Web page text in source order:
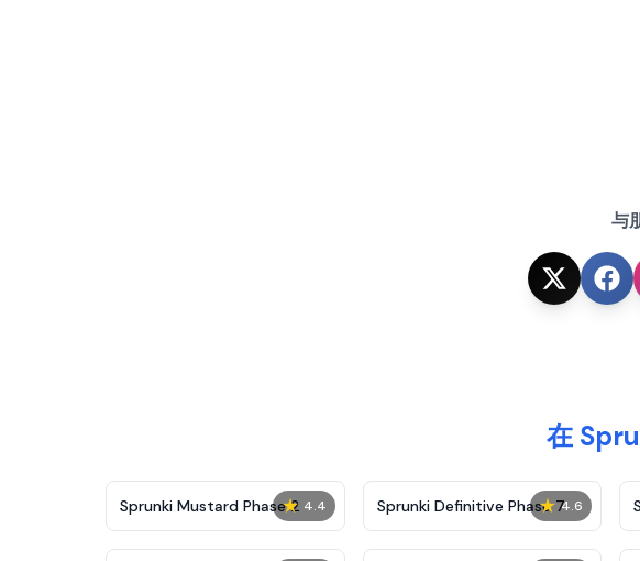
与
在
★ 4.4
Sprunki Mustard Phase 2 ★ 4.6
Sprunki Definitive Phase 7